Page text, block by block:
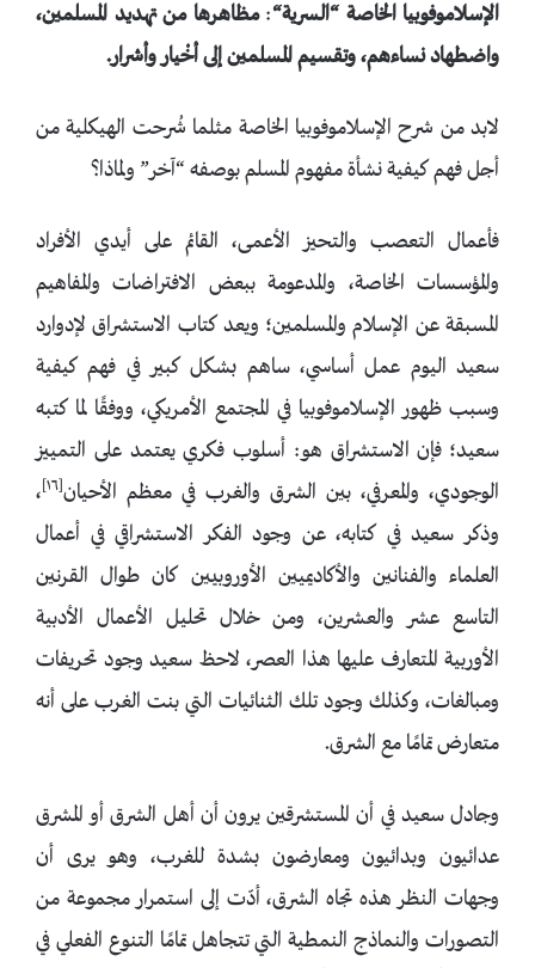
الإسلاموفوبيا الخاصة “السرية“
:مظاهرها من تهديد المسلمين،
واضطهادنساءهم،وتقسيمالمسلمينإلى أخْياروأشرار.
لابد من شرح الإسلاموفوبيا الخاصة مثلما شُرحت الهيكلية من
أجل فهم كيفية نشأة مفهوم المسلم بوصفه “آخر” ولماذا؟
فأعمال التعصب والتحيز الأعمى، القائم على أيدي الأفراد
والمؤسسات الخاصة، والمدعومة ببعض الافتراضات والمفاهيم
المسبقة عن الإسلام والمسلمين؛ ويعد كتاب الاستشراق لإدوارد
سعيد اليوم عمل أساسي، ساهم بشكل كبير في فهم كيفية
وسبب ظهور الإسلاموفوبيا في المجتمع الأمريكي، ووفقًا لما كتبه
سعيد؛ فإن الاستشراق هو: أسلوب فكري يعتمد على التمييز
الوجودي، والمعرفي، بين الشرق والغرب في معظم الأحيان[١٦]
،
وذكر سعيد في كتابه، عن وجود الفكر الاستشراقي في أعمال
العلماء والفنانين والأكاديميين الأوروبيين كان طوال القرنين
التاسع عشر والعشرين، ومن خلال تحليل الأعمال الأدبية
الأوربية المتعارف عليها هذا العصر، لاحظ سعيد وجود تحريفات
ومبالغات، وكذلك وجود تلك الثنائيات التي بنت الغرب على أنه
متعارض تمامًا مع الشرق.
وجادل سعيد في أن المستشرقين يرون أن أهل الشرق أو المشرق
عدائيون وبدائيون ومعارضون بشدة للغرب، وهو يرى أن
وجهات النظر هذه تجاه الشرق، أدّت إلى استمرار مجموعة من
التصورات والنماذج النمطية التي تتجاهل تمامًا التنوع الفعلي في